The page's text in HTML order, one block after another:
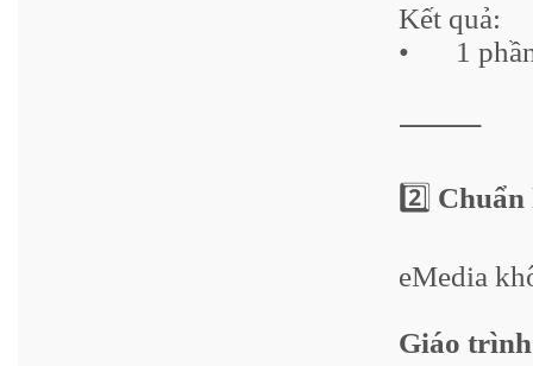
Kết quả:
•
1
⸻
2️⃣ Chuẩn
eMedia
Giáo